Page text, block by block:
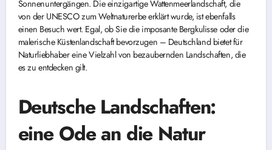
Sonnenuntergängen. Die einzigartige Wattenmeerlandschaft, die
von der UNESCO zum Weltnaturerbe erklärt wurde, ist ebenfalls
einen Besuch wert. Egal, ob Sie die imposante Bergkulisse oder die
malerische Küstenlandschaft bevorzugen – Deutschland bietet für
Naturliebhaber eine Vielzahl von bezaubernden Landschaften, die
es zu entdecken gilt.
Deutsche Landschaften:
eine Ode an die Natur